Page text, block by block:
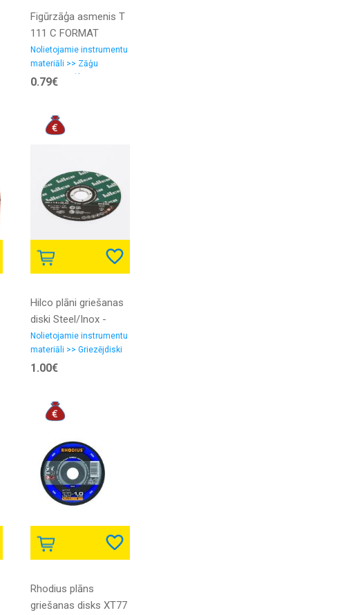
Figūrzāģa asmenis T
111 C FORMAT
Nolietojamie instrumentu
materiāli >> Zāģu
asmeņi, zāģlentas
0.79€
Hilco plāni griešanas
diski Steel/Inox -
125mm - Hildisc
Nolietojamie instrumentu
materiāli >> Griezējdiski
1.00€
Rhodius plāns
griešanas disks XT77